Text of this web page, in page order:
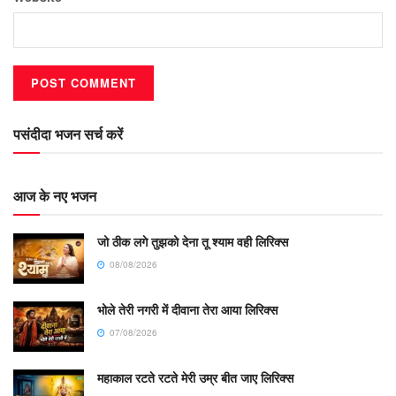
पसंदीदा भजन सर्च करें
आज के नए भजन
जो ठीक लगे तुझको देना तू श्याम वही लिरिक्स
08/08/2026
भोले तेरी नगरी में दीवाना तेरा आया लिरिक्स
07/08/2026
महाकाल रटते रटते मेरी उम्र बीत जाए लिरिक्स